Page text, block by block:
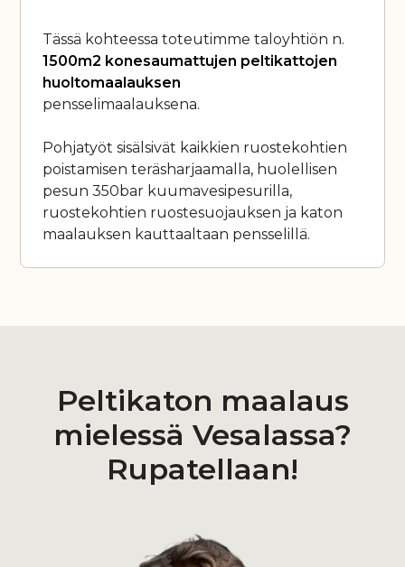
Tässä kohteessa toteutimme taloyhtiön n.
1500m2 konesaumattujen peltikattojen
huoltomaalauksen
pensselimaalauksena.
Pohjatyöt sisälsivät kaikkien ruostekohtien
poistamisen teräsharjaamalla, huolellisen
pesun 350bar kuumavesipesurilla,
ruostekohtien ruostesuojauksen ja katon
maalauksen kauttaaltaan pensselillä.
Peltikaton maalaus
mielessä Vesalassa?
Rupatellaan!